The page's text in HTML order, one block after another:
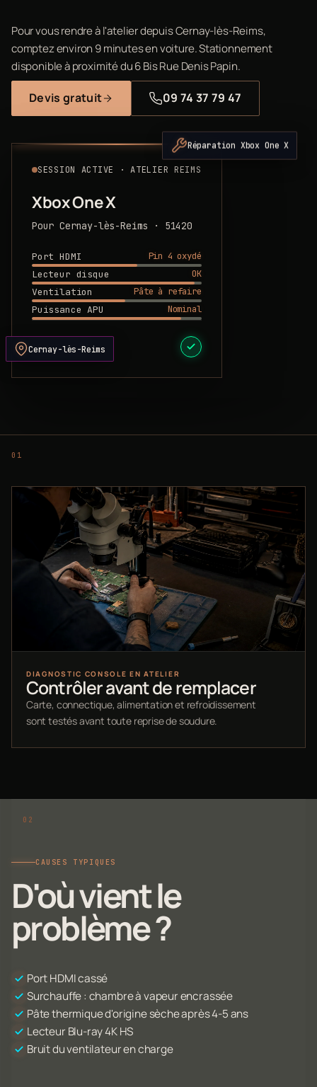
Pour vous rendre à l'atelier depuis Cernay-lès-Reims,
comptez environ 9 minutes en voiture. Stationnement
disponible à proximité du 6 Bis Rue Denis Papin.
Devis gratuit 09 74 37 79 47
SESSION ACTIVE · ATELIER REIMS
Xbox One X
Pour Cernay-lès-Reims · 51420
Port HDMI
Pin 4 oxydé
Lecteur disque
OK
Ventilation
Pâte à refaire
Puissance APU
Nominal
DEVIS PRÊT
Réparation Xbox One X
Cernay-lès-Reims
DIAGNOSTIC CONSOLE EN ATELIER
Contrôler avant de remplacer
Carte, connectique, alimentation et refroidissement
sont testés avant toute reprise de soudure.
CAUSES TYPIQUES
D'où vient le
problème ?
Port HDMI cassé
Surchauffe : chambre à vapeur encrassée
Pâte thermique d'origine sèche après 4-5 ans
Lecteur Blu-ray 4K HS
Bruit du ventilateur en charge